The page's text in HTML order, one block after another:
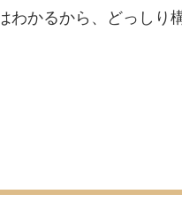
かるから、どっしり